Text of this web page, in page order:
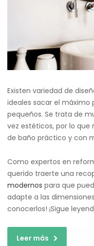
Existen variedad de
ideales sacar el máximo
pequeños. Se trata de
vez estéticos, por lo
de baño práctico y con
Como expertos en
querido traerte una
modernos para que
adapte a las
conocerlos! ¡Sigue
Leer más